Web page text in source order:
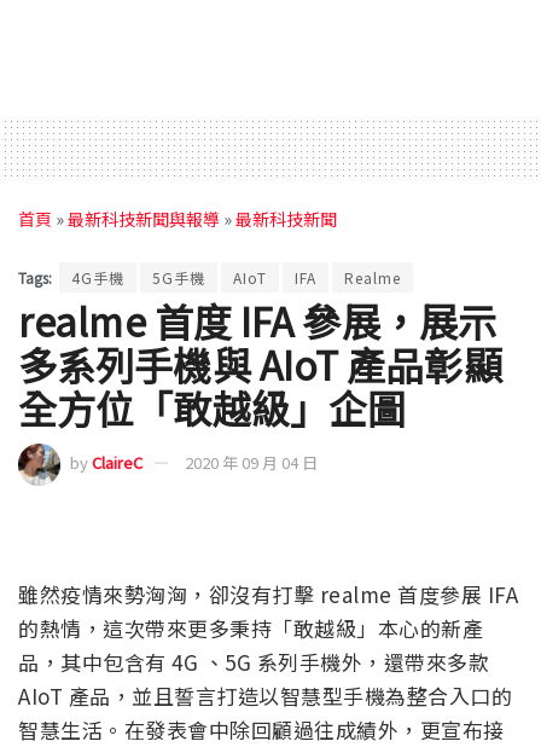
首頁 »最新科技新聞與報導 »最新科技新聞
Tags: 4G手機 5G手機 AIoT IFA Realme
realme 首度 IFA 參展，展示
多系列手機與 AIoT 產品彰顯
全方位「敢越級」企圖
byClaireC 2020 年 09 月 04 日
雖然疫情來勢洶洶，卻沒有打擊 realme 首度參展 IFA
的熱情，這次帶來更多秉持「敢越級」本心的新產
品，其中包含有 4G 、5G 系列手機外，還帶來多款
AIoT 產品，並且誓言打造以智慧型手機為整合入口的
智慧生活。在發表會中除回顧過往成績外，更宣布接